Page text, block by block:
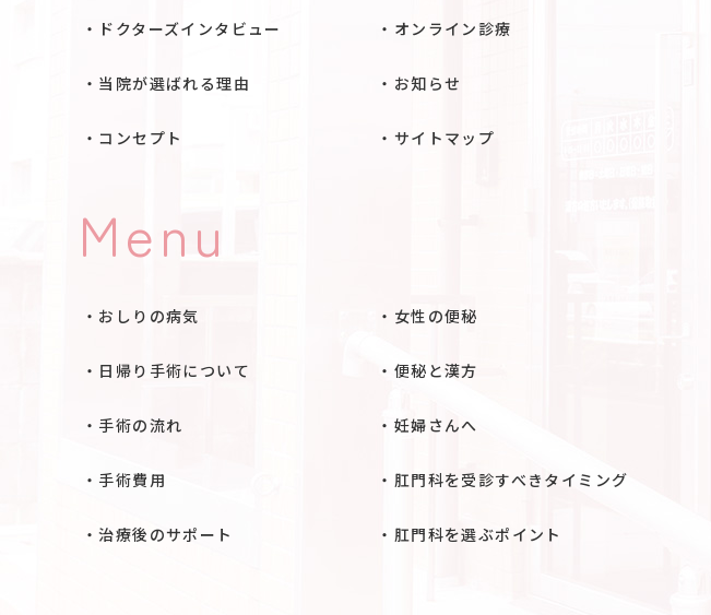
ドクターズインタビュー
当院が選ばれる理由
コンセプト
オンライン診療
お知らせ
サイトマップ
Menu
おしりの病気
日帰り手術について
手術の流れ
手術費用
治療後のサポート
女性の便秘
便秘と漢方
妊婦さんへ
肛門科を受診すべきタイミング
肛門科を選ぶポイント